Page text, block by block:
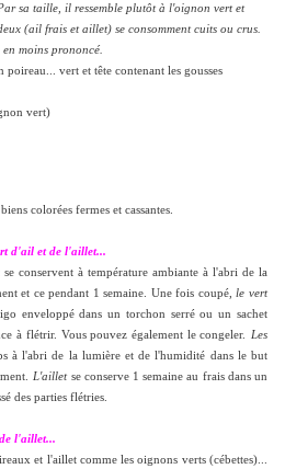
sa taille, il ressemble plutôt à l'oignon vert et
(ail frais et aillet) se consomment cuits ou crus.
moins prononcé.
vert et tête contenant les gousses
vert)
colorées fermes et cassantes.
d'ail et de l'aillet...
conservent à température ambiante à l'abri de la
et ce pendant 1 semaine. Une fois coupé,le vert
enveloppé dans un torchon serré ou un sachet
à flétrir. Vous pouvez également le congeler.
Les
à l'abri de la lumière et de l'humidité dans le but
L'aillet se conserve 1 semaine au frais dans un
des parties flétries.
l'aillet...
et l'aillet comme les oignons verts (cébettes)...